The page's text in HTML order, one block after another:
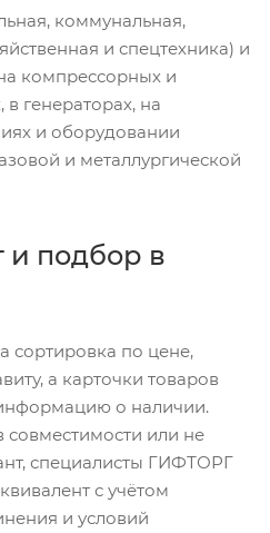
коммунальная,
и спецтехника) и
компрессорных и
в генераторах, на
и оборудовании
и металлургической
и подбор в
сортировка по цене,
а карточки товаров
о наличии.
совместимости или не
специалисты ГИФТОРГ
с учётом
и условий